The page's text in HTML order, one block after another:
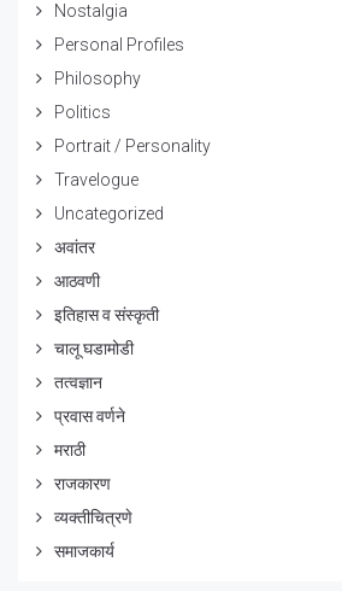
Nostalgia
Personal Profiles
Philosophy
Politics
Portrait / Personality
Travelogue
Uncategorized
अवांतर
आठवणी
इतिहास व संस्कृती
चालू घडामोडी
तत्वज्ञान
प्रवास वर्णने
मराठी
राजकारण
व्यक्तीचित्रणे
समाजकार्य